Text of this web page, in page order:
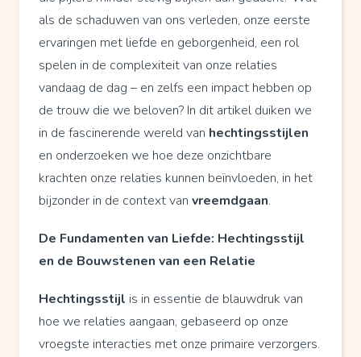
als de schaduwen van ons verleden, onze eerste
ervaringen met liefde en geborgenheid, een rol
spelen in de complexiteit van onze relaties
vandaag de dag – en zelfs een impact hebben op
de trouw die we beloven? In dit artikel duiken we
in de fascinerende wereld van hechtingsstijlen
en onderzoeken we hoe deze onzichtbare
krachten onze relaties kunnen beïnvloeden, in het
bijzonder in de context van vreemdgaan.
De Fundamenten van Liefde: Hechtingsstijl
en de Bouwstenen van een Relatie
Hechtingsstijl is in essentie de blauwdruk van
hoe we relaties aangaan, gebaseerd op onze
vroegste interacties met onze primaire verzorgers.